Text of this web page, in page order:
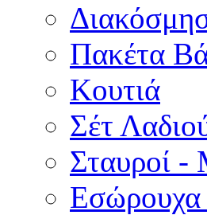
Πακέτα
Κουτιά
Σέτ
Σταυροί -
Εσώρουχα